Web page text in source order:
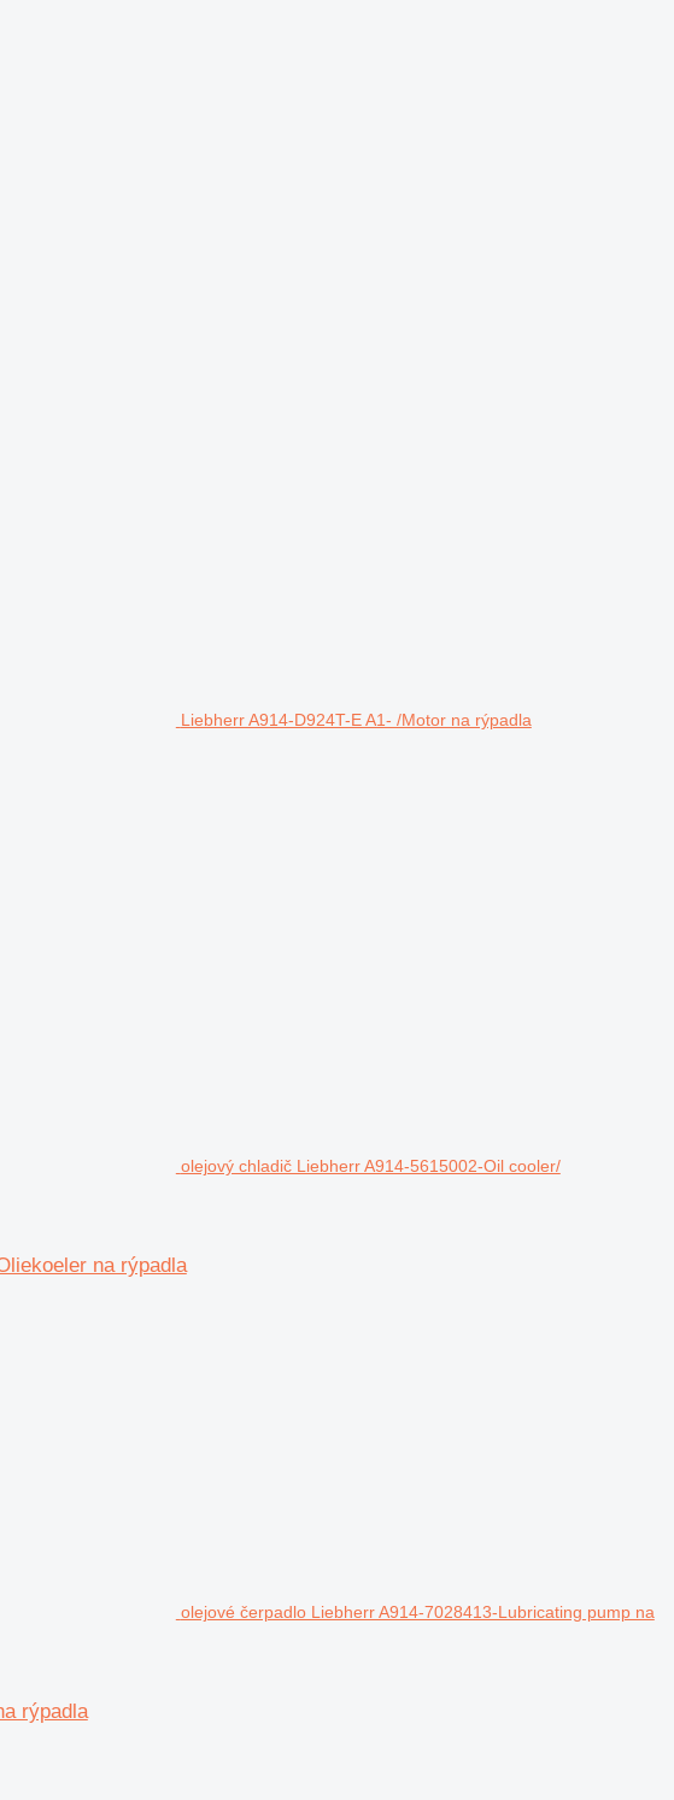
Liebherr A914-D924T-E A1- /Motor na rýpadla
olejový chladič Liebherr A914-5615002-Oil cooler/
na rýpadla
olejové čerpadlo Liebherr A914-7028413-Lubricating pump na
rýpadla